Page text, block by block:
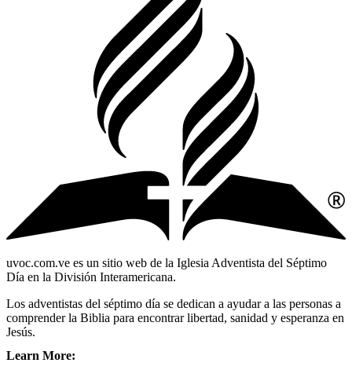
uvoc.com.ve es un sitio web de la Iglesia Adventista del Séptimo
Día en la División Interamericana.
Los adventistas del séptimo día se dedican a ayudar a las personas a
comprender la Biblia para encontrar libertad, sanidad y esperanza en
Jesús.
Learn More: